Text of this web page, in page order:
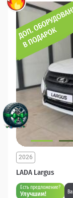
LADA Largus
2026
Есть предложение?
Улучшим!